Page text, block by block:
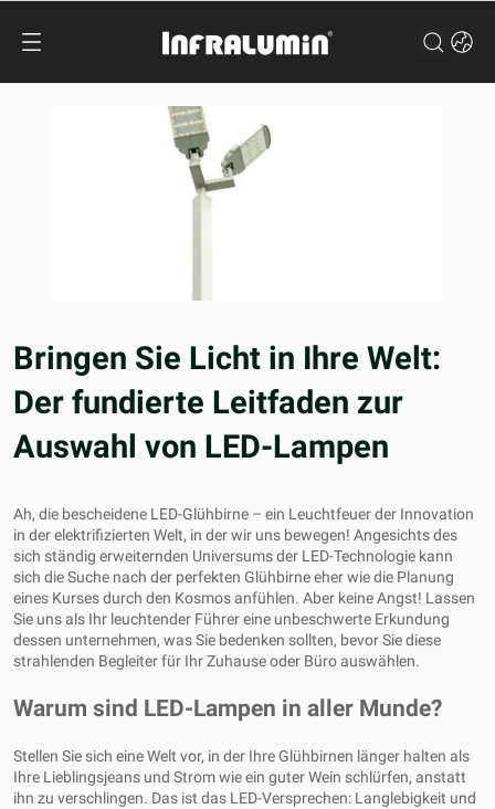
Bringen Sie Licht in Ihre Welt:
Der fundierte Leitfaden zur
Auswahl von LED-Lampen
Ah, die bescheidene LED-Glühbirne – ein Leuchtfeuer der Innovation
in der elektrifizierten Welt, in der wir uns bewegen! Angesichts des
sich ständig erweiternden Universums der LED-Technologie kann
sich die Suche nach der perfekten Glühbirne eher wie die Planung
eines Kurses durch den Kosmos anfühlen. Aber keine Angst! Lassen
Sie uns als Ihr leuchtender Führer eine unbeschwerte Erkundung
dessen unternehmen, was Sie bedenken sollten, bevor Sie diese
strahlenden Begleiter für Ihr Zuhause oder Büro auswählen.
Warum sind LED-Lampen in aller Munde?
Stellen Sie sich eine Welt vor, in der Ihre Glühbirnen länger halten als
Ihre Lieblingsjeans und Strom wie ein guter Wein schlürfen, anstatt
ihn zu verschlingen. Das ist das LED-Versprechen: Langlebigkeit und